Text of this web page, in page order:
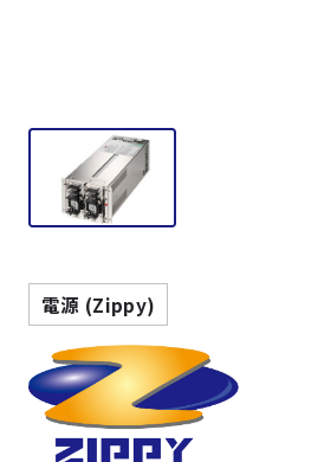
取扱メーカー
事例
サポート
電源 (Zippy)